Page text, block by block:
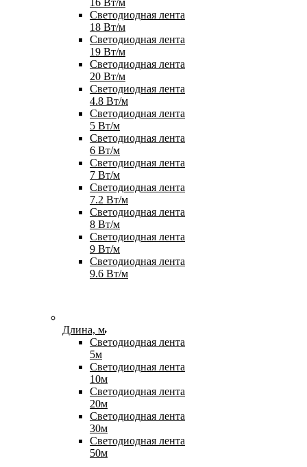
16 Вт/м
Светодиодная лента
18 Вт/м
Светодиодная лента
19 Вт/м
Светодиодная лента
20 Вт/м
Светодиодная лента
4.8 Вт/м
Светодиодная лента
5 Вт/м
Светодиодная лента
6 Вт/м
Светодиодная лента
7 Вт/м
Светодиодная лента
7.2 Вт/м
Светодиодная лента
8 Вт/м
Светодиодная лента
9 Вт/м
Светодиодная лента
9.6 Вт/м
Длина, м
Светодиодная лента
5м
Светодиодная лента
10м
Светодиодная лента
20м
Светодиодная лента
30м
Светодиодная лента
50м